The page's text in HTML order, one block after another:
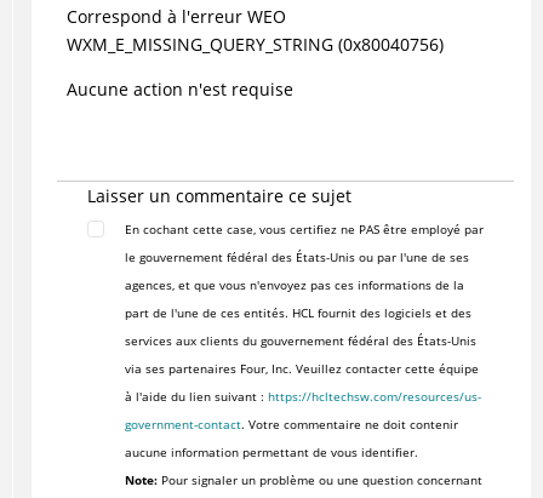
Correspond à l'erreur WEO
WXM_E_MISSING_QUERY_STRING (0x80040756)
Aucune action n'est requise
Laisser un commentaire ce sujet
En cochant cette case, vous certifiez ne PAS être employé par
le gouvernement fédéral des États-Unis ou par l'une de ses
agences, et que vous n'envoyez pas ces informations de la
part de l'une de ces entités. HCL fournit des logiciels et des
services aux clients du gouvernement fédéral des États-Unis
via ses partenaires Four, Inc. Veuillez contacter cette équipe
à l'aide du lien suivant : https://hcltechsw.com/resources/us-
government-contact. Votre commentaire ne doit contenir
aucune information permettant de vous identifier.
Note:Pour signaler un problème ou une question concernant